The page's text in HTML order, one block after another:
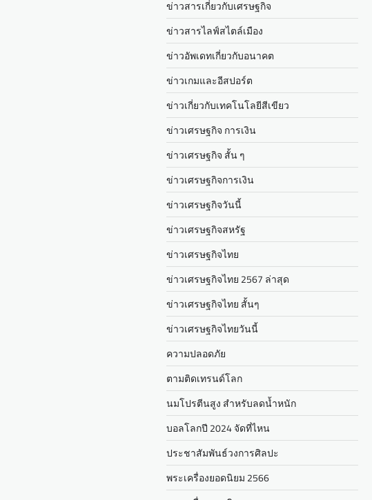
ข่าวสารเกี่ยวกับเศรษฐกิจ
ข่าวสารไลฟ์สไตล์เมือง
ข่าวอัพเดทเกี่ยวกับอนาคต
ข่าวเกมและอีสปอร์ต
ข่าวเกี่ยวกับเทคโนโลยีสีเขียว
ข่าวเศรษฐกิจ การเงิน
ข่าวเศรษฐกิจ สั้น ๆ
ข่าวเศรษฐกิจการเงิน
ข่าวเศรษฐกิจวันนี้
ข่าวเศรษฐกิจสหรัฐ
ข่าวเศรษฐกิจไทย
ข่าวเศรษฐกิจไทย 2567 ล่าสุด
ข่าวเศรษฐกิจไทย สั้นๆ
ข่าวเศรษฐกิจไทยวันนี้
ความปลอดภัย
ตามติดเทรนด์โลก
นมโปรตีนสูง สำหรับลดน้ำหนัก
บอลโลกปี 2024 จัดที่ไหน
ประชาสัมพันธ์วงการศิลปะ
พระเครื่องยอดนิยม 2566